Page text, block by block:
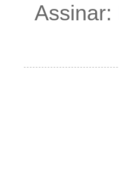
Assinar: